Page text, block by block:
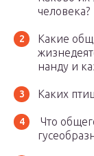
человека?
Какие
нанду и
Каких
Что